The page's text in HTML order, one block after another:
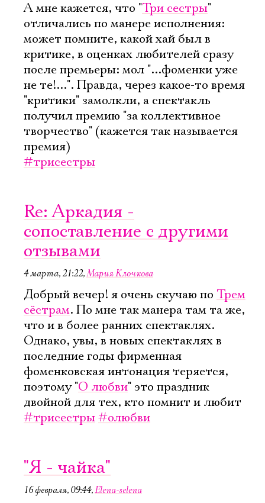
А мне кажется, что "Три сестры"
отличались по манере исполнения:
может помните, какой хай был в
критике, в оценках любителей сразу
после премьеры: мол "...фоменки уже
не те!...". Правда, через какое-то время
"критики" замолкли, а спектакль
получил премию "за коллективное
творчество" (кажется так называется
премия)
#трисестры
Re: Аркадия -
сопоставление с другими
отзывами
4 марта, 21:22,Мария Клочкова
Добрый вечер! я очень скучаю по Трем
сёстрам. По мне так манера там та же,
что и в более ранних спектаклях.
Однако, увы, в новых спектаклях в
последние годы фирменная
фоменковская интонация теряется,
поэтому "О любви" это праздник
двойной для тех, кто помнит и любит
#трисестры#олюбви
"Я - чайка"
16 февраля, 09:44,Elena-selena